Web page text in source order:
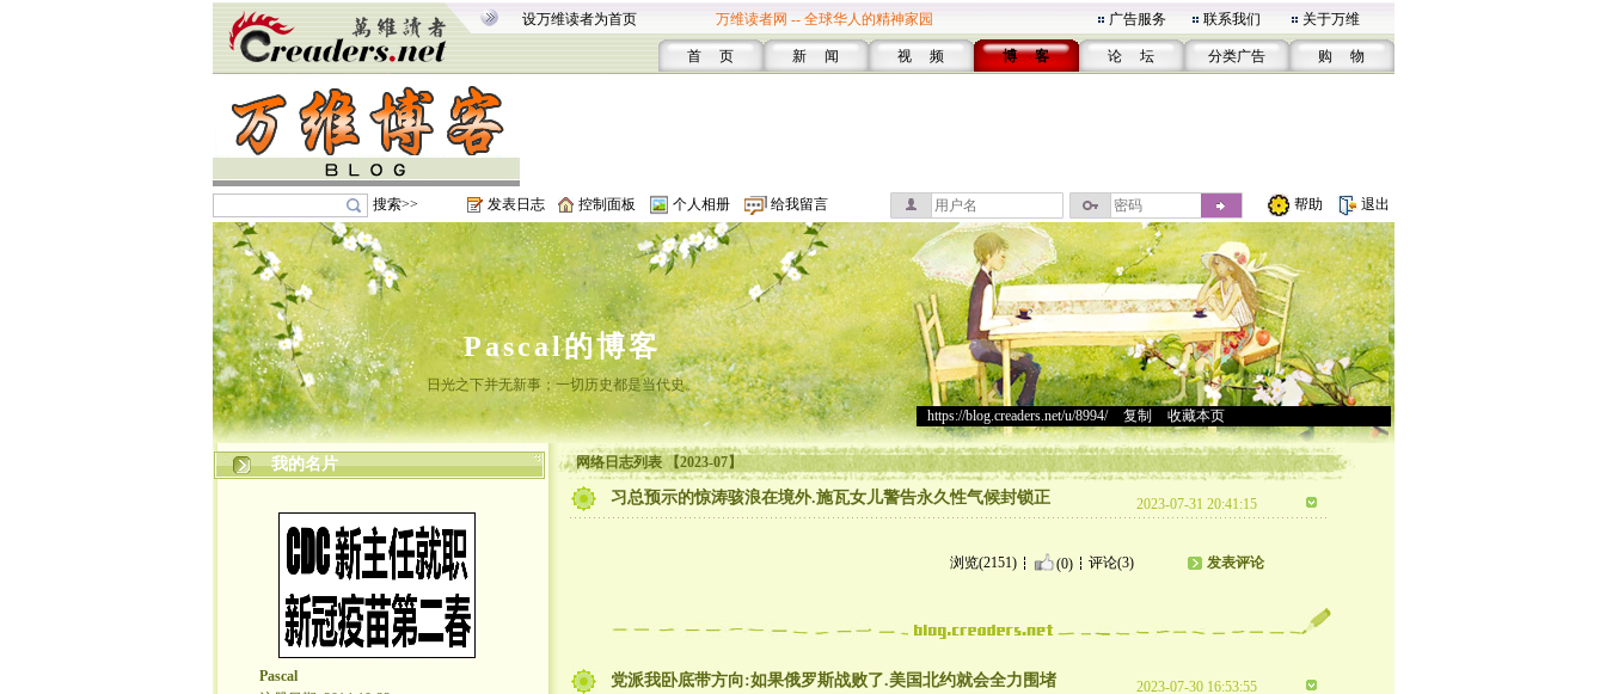
设万维读者为首页 万维读者网 -- 全球华人的精神家园 广告服务 联系我们 关于万维
首 页 新 闻 视 频 博 客 论 坛 分类广告 购 物
搜索>> 发表日志 控制面板 个人相册 给我留言 帮助 退出
Pascal的博客
日光之下并无新事；一切历史都是当代史。
https://blog.creaders.net/u/8994/> 复制 收藏本页
我的名片
Pascal
网络日志列表 【2023-07】
习总预示的惊涛骇浪在境外.施瓦女儿警告永久性气候封锁正 2023-07-31 20:41:15
浏览(2151) (0) 评论(3) 发表评论
党派我卧底带方向:如果俄罗斯战败了.美国北约就会全力围堵 2023-07-30 16:53:55